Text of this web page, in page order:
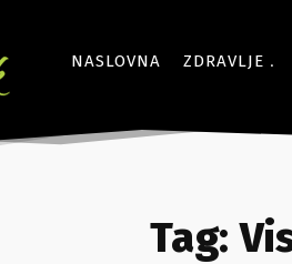
NASLOVNA ZDRAVLJE
Tag: